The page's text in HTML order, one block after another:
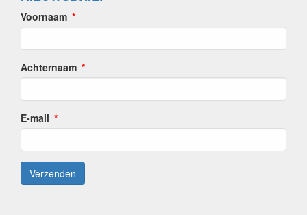
Voornaam
Achternaam
E-mail